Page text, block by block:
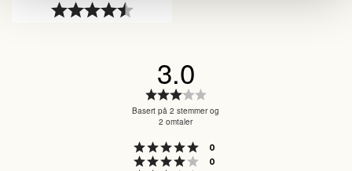
Karakter: 4.7 av 5 mulige
Karakter: 5 av 5 mulige
0
Karakter: 4 av 5 mulige
0
3.0
3.0
mulige
Basert på 2 stemmer og
2 omtaler